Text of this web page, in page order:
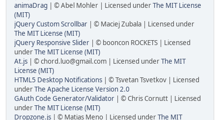
animaDrag | © Abel Mohler | Licensed underThe MIT License
(MIT)
jQuery Custom Scrollbar | © Maciej Zubala | Licensed under
The MIT License (MIT)
jQuery Responsive Slider | © booncon ROCKETS | Licensed
underThe MIT License (MIT)
At.js | © chord.luo@gmail.com | Licensed underThe MIT
License (MIT)
HTML5 Desktop Notifications | © Tsvetan Tsvetkov | Licensed
underThe Apache License Version 2.0
GAuth Code Generator/Validator | © Chris Cornutt | Licensed
underThe MIT License (MIT)
Dropzone.js | © Matias Meno | Licensed underThe MIT